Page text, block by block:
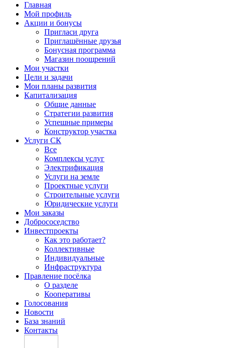
Главная
Мой профиль
Акции и бонусы
Пригласи друга
Приглашённые друзья
Бонусная программа
Магазин поощрений
Мои участки
Цели и задачи
Мои планы развития
Капитализация
Общие данные
Стратегии развития
Успешные примеры
Конструктор участка
Услуги СК
Все
Комплексы услуг
Электрификация
Услуги на земле
Проектные услуги
Строительные услуги
Юридические услуги
Мои заказы
Добрососедство
Инвестпроекты
Как это работает?
Коллективные
Индивидуальные
Инфраструктура
Правление посёлка
О разделе
Кооперативы
Голосования
Новости
База знаний
Контакты